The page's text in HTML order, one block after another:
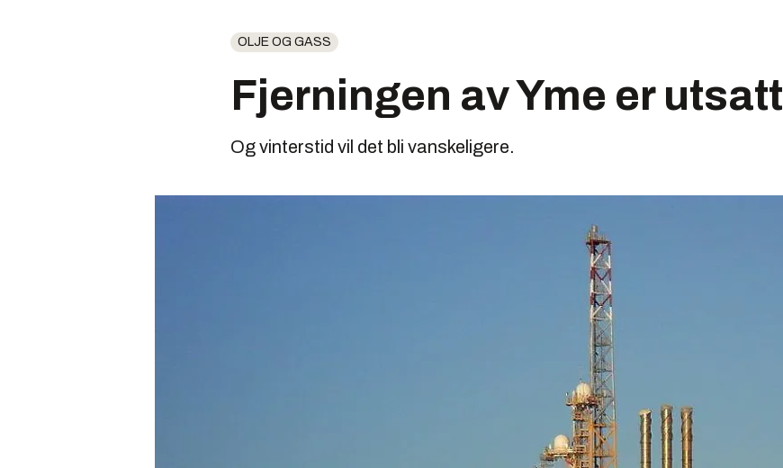
OLJE OG GASS
Fjerningen av Yme er utsatt
Og vinterstid vil det bli vanskeligere.